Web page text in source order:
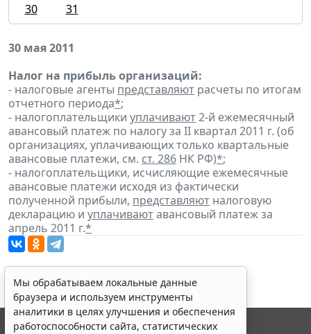
30
31
30 мая 2011
Налог на прибыль организаций:
- налоговые агенты представляют расчеты по итогам
отчетного периода*;
- налогоплательщики уплачивают2-й ежемесячный
авансовый платеж по налогу за II квартал 2011 г. (об
организациях, уплачивающих только квартальные
авансовые платежи, см. ст. 286 НК РФ)*;
- налогоплательщики, исчисляющие ежемесячные
авансовые платежи исходя из фактически
полученной прибыли, представляют налоговую
декларацию и уплачиваютавансовый платеж за
апрель 2011 г.*
Мы обрабатываем локальные данные
браузера и используем инструменты
аналитики в целях улучшения и обеспечения
работоспособности сайта, статистических